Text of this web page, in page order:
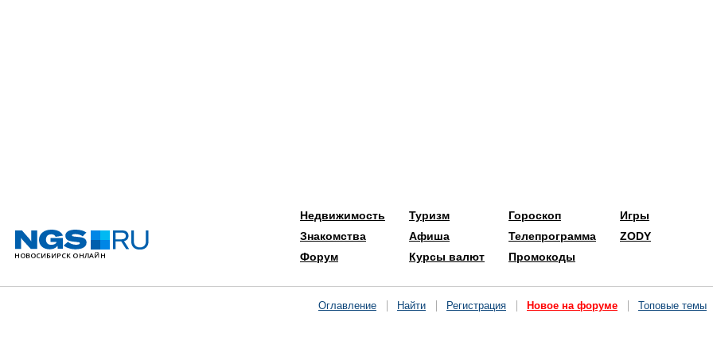
Недвижимость
Знакомства
Форум
Туризм
Афиша
Курсы валют
Гороскоп
Телепрограмма
Промокоды
Игры
ZODY
Оглавление Найти Регистрация Новое на форуме Топовые темы